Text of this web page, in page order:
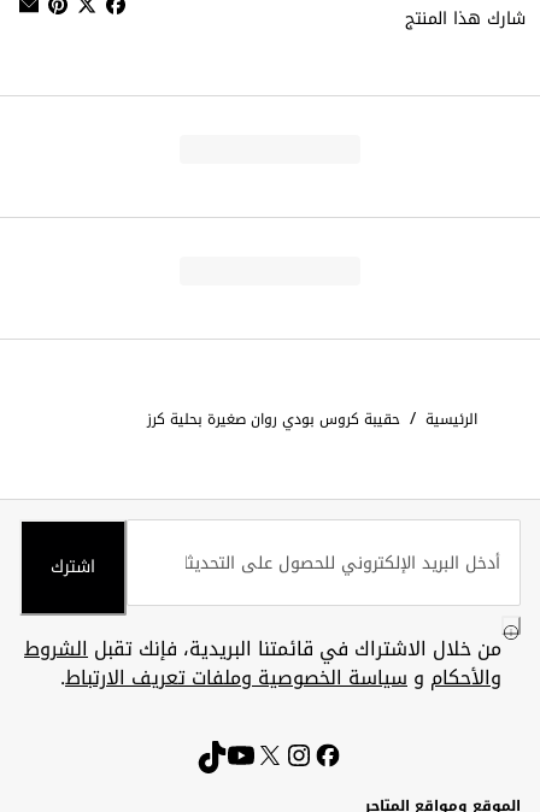
شارك هذا المنتج
الرئيسية / حقيبة كروس بودي روان صغيرة بحلية كرز
اشترك
من خلال الاشتراك في قائمتنا البريدية، فإنك تقبلالشروط
والأحكام وسياسة الخصوصية وملفات تعريف الارتباط.
الموقع ومواقع المتاجر